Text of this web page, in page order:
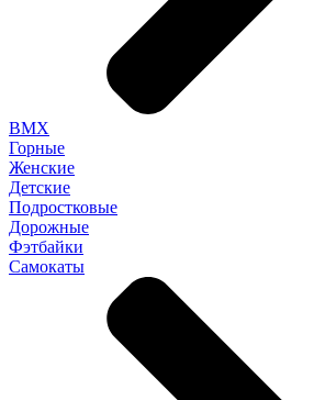
BMX
Горные
Женские
Детские
Подростковые
Дорожные
Фэтбайки
Самокаты